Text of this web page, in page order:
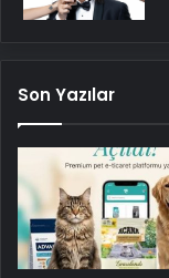
Son Yazılar